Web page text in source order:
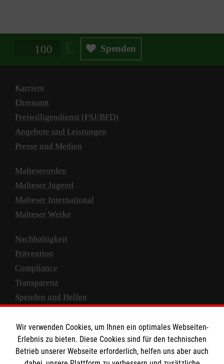
Spendenbetrag in Euro Spenden
Karriere
Ehrenamt
Freiwilligendienst (FSJ/BFD)
Angebote und Leistungen
Presse und Medien
Malteserorden
Malteser Jugend
Malteser International
Malteser Werke
Nachhaltigkeit
Prävention
Compliance
Transparenz
Spenden und Helfen
Empfänger: Malteser Hilfsdienst e.V.
IBAN: DE10 3706 0120 1201 2000 12
Wir verwenden Cookies, um Ihnen ein optimales Webseiten-
Erlebnis zu bieten. Diese Cookies sind für den technischen
Betrieb unserer Webseite erforderlich, helfen uns aber auch